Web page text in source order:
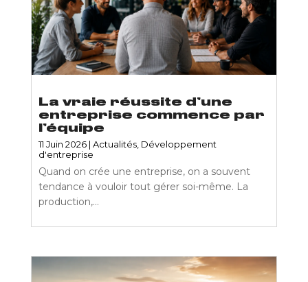
La vraie réussite d’une
entreprise commence par
l’équipe
11 Juin 2026| Actualités, Développement
d'entreprise
Quand on crée une entreprise, on a souvent
tendance à vouloir tout gérer soi-même. La
production,...